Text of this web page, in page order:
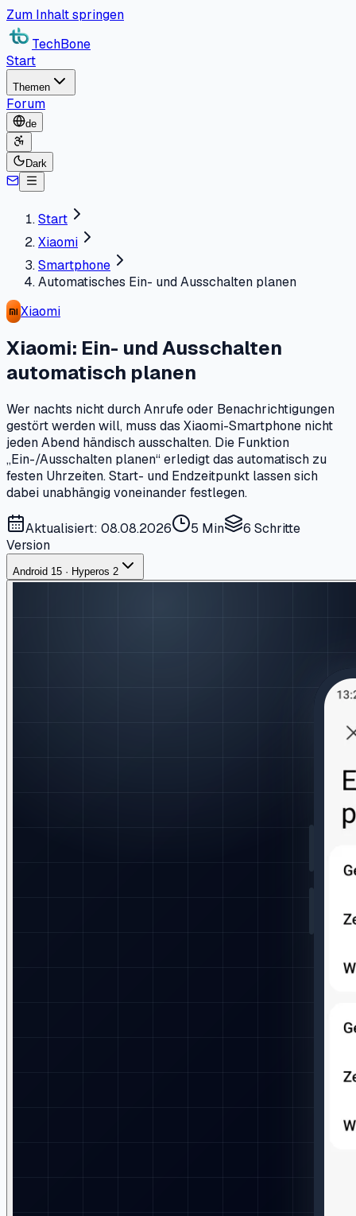
Zum Inhalt springen
TechBone
Start
Themen
Forum
de
Dark
Start
Xiaomi
Smartphone
Automatisches Ein- und Ausschalten planen
Xiaomi
Xiaomi: Ein- und Ausschalten
automatisch planen
Wer nachts nicht durch Anrufe oder Benachrichtigungen
gestört werden will, muss das Xiaomi-Smartphone nicht
jeden Abend händisch ausschalten. Die Funktion
„Ein-/Ausschalten planen“ erledigt das automatisch zu
festen Uhrzeiten. Start- und Endzeitpunkt lassen sich
dabei unabhängig voneinander festlegen.
Aktualisiert: 08.08.2026 5 Min 6 Schritte
Version
Android 15 · Hyperos 2